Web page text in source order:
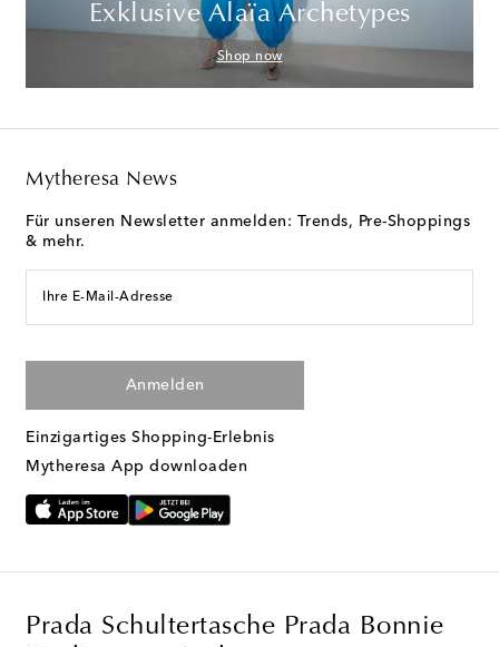
Exklusive Alaïa Archetypes
Shop now
Mytheresa News
Für unseren Newsletter anmelden: Trends, Pre-Shoppings
& mehr.
Ihre E-Mail-Adresse
Anmelden
Einzigartiges Shopping-Erlebnis
Mytheresa App downloaden
Prada Schultertasche Prada Bonnie